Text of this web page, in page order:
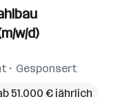
w/d)
Gesponsert
51.000 € jährlich